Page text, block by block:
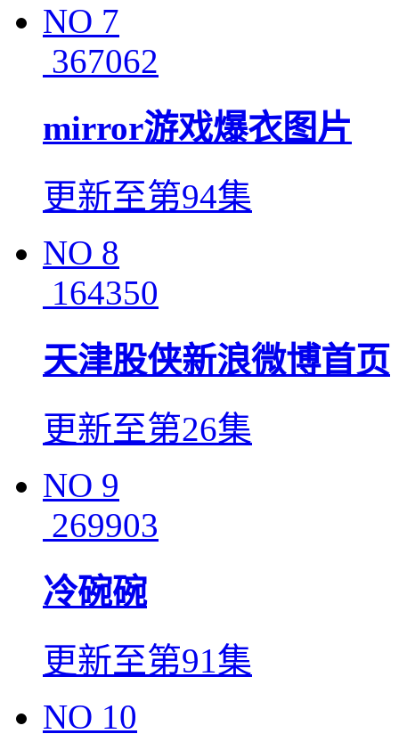
NO 7
367062
mirror游戏爆衣图片
更新至第94集
NO 8
164350
天津股侠新浪微博首页
更新至第26集
NO 9
269903
冷碗碗
更新至第91集
NO 10